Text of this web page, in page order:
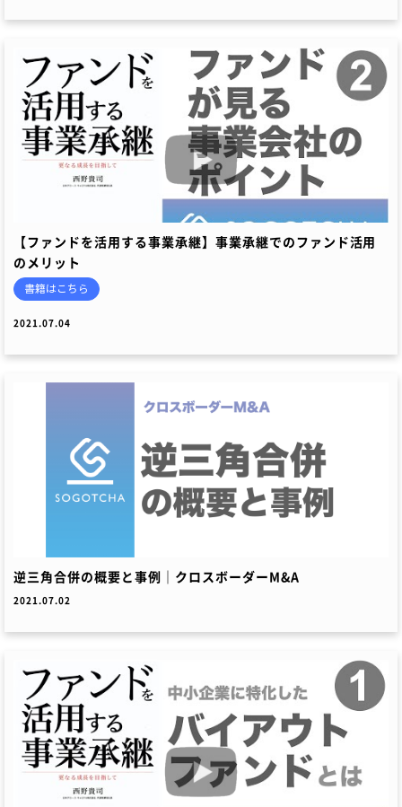
【ファンドを活用する事業承継】事業承継でのファンド活用
のメリット
書籍はこちら
2021.07.04
逆三角合併の概要と事例｜クロスボーダーM&A
2021.07.02